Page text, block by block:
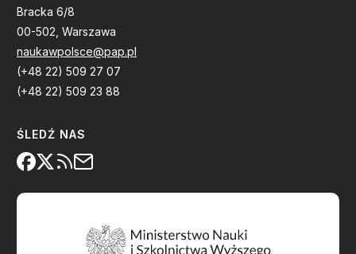
Bracka 6/8
00-502, Warszawa
naukawpolsce@pap.pl
(+48 22) 509 27 07
(+48 22) 509 23 88
ŚLEDŹ NAS